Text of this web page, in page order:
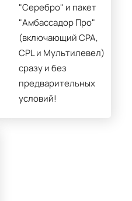
"Серебро" и пакет
"Амбассадор Про"
(включающий CPA,
CPL и Мультилевел)
сразу и без
предварительных
условий!